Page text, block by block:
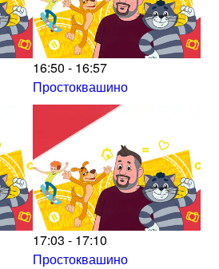
16:50 - 16:57
Простоквашино
17:03 - 17:10
Простоквашино